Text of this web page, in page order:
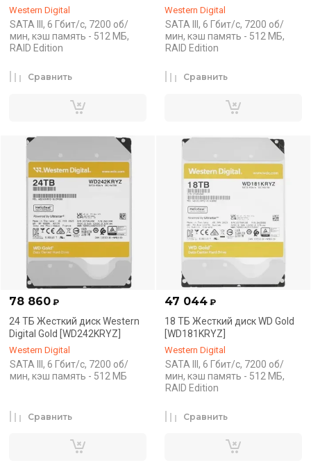
Western Digital
SATA III, 6 Гбит/с, 7200 об/
мин, кэш память - 512 МБ,
RAID Edition
Сравнить
Western Digital
SATA III, 6 Гбит/с, 7200 об/
мин, кэш память - 512 МБ,
RAID Edition
Сравнить
78 860 ₽
24 ТБ Жесткий диск Western
Digital Gold [WD242KRYZ]
Western Digital
SATA III, 6 Гбит/с, 7200 об/
мин, кэш память - 512 МБ
Сравнить
47 044 ₽
18 ТБ Жесткий диск WD Gold
[WD181KRYZ]
Western Digital
SATA III, 6 Гбит/с, 7200 об/
мин, кэш память - 512 МБ,
RAID Edition
Сравнить